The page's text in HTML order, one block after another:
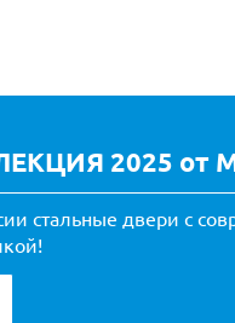
2025 от
стальные двери с